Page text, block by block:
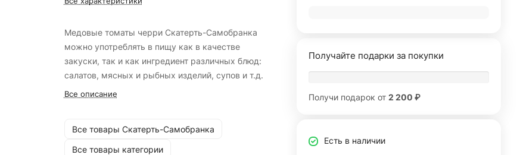
Медовые томаты черри Скатерть-Самобранка
можно употреблять в пищу как в качестве
закуски, так и как ингредиент различных блюд:
салатов, мясных и рыбных изделий, супов и т.д.
Все описание
Все товары Скатерть-Самобранка
Все товары категории
Получайте подарки за покупки
Получи подарок от 2 200 ₽
Есть в наличии